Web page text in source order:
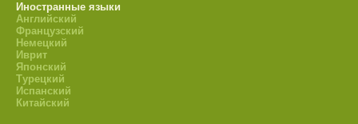
Иностранные языки
Английский
Французский
Немецкий
Иврит
Японский
Турецкий
Испанский
Китайский